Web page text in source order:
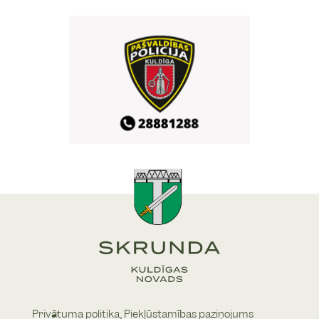
16. Skrundas atklātās
vasaras sporta spēles
Skrundas pamatskolas stadions
16. Skrundas atklātās
vasaras sporta spēles
Vasaras noslēguma
zaļumballe Skrundā
Privātuma politika, Piekļūstamības paziņojums